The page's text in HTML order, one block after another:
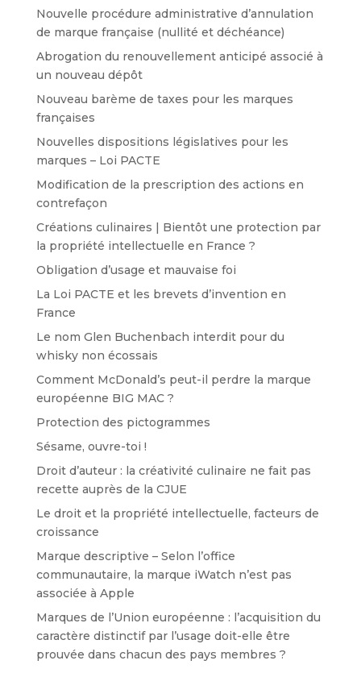
Nouvelle procédure administrative d’annulation
de marque française (nullité et déchéance)
Abrogation du renouvellement anticipé associé à
un nouveau dépôt
Nouveau barème de taxes pour les marques
françaises
Nouvelles dispositions législatives pour les
marques – Loi PACTE
Modification de la prescription des actions en
contrefaçon
Créations culinaires | Bientôt une protection par
la propriété intellectuelle en France ?
Obligation d’usage et mauvaise foi
La Loi PACTE et les brevets d’invention en
France
Le nom Glen Buchenbach interdit pour du
whisky non écossais
Comment McDonald’s peut-il perdre la marque
européenne BIG MAC ?
Protection des pictogrammes
Sésame, ouvre-toi !
Droit d’auteur : la créativité culinaire ne fait pas
recette auprès de la CJUE
Le droit et la propriété intellectuelle, facteurs de
croissance
Marque descriptive – Selon l’office
communautaire, la marque iWatch n’est pas
associée à Apple
Marques de l’Union européenne : l’acquisition du
caractère distinctif par l’usage doit-elle être
prouvée dans chacun des pays membres ?